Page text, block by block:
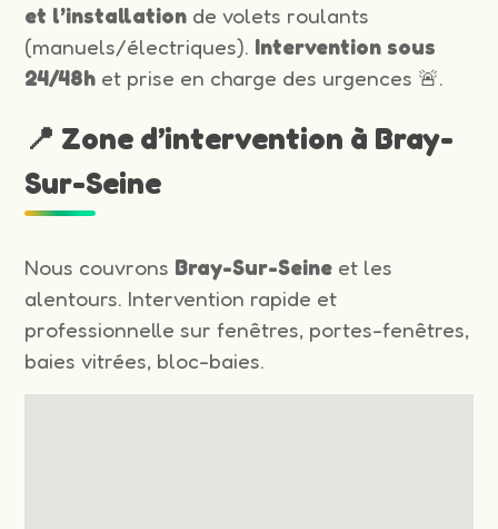
et l’installation de volets roulants
(manuels/électriques). Intervention sous
24/48h et prise en charge des urgences 🚨.
📍 Zone d’intervention à Bray-
Sur-Seine
Nous couvrons Bray-Sur-Seine et les
alentours. Intervention rapide et
professionnelle sur fenêtres, portes-fenêtres,
baies vitrées, bloc-baies.